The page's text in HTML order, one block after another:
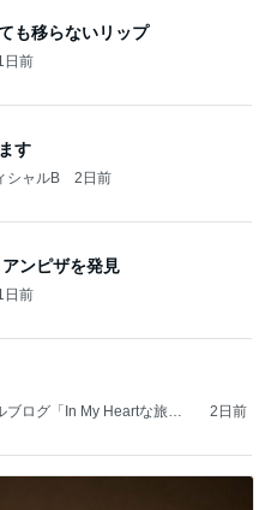
も移らないリップ
日前
す
シャルB 2日前
ンピザを発見
日前
ブログ「In My Heartな旅日
2日前